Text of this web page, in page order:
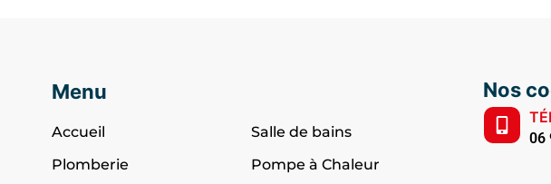
Rénovation salle de bain Saint-Julien-de-Concelles
Rénovation salle de bain Orée d’Anjou
Rénovation salle de bain Vallet
Menu
Accueil
Salle de bains
Plomberie
Pompe à Chaleur
Nos
06